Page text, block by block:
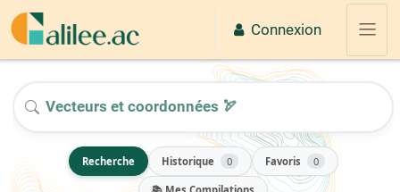
Passer au contenu principal
Connexion
2026
Recherche Historique 0 Favoris 0